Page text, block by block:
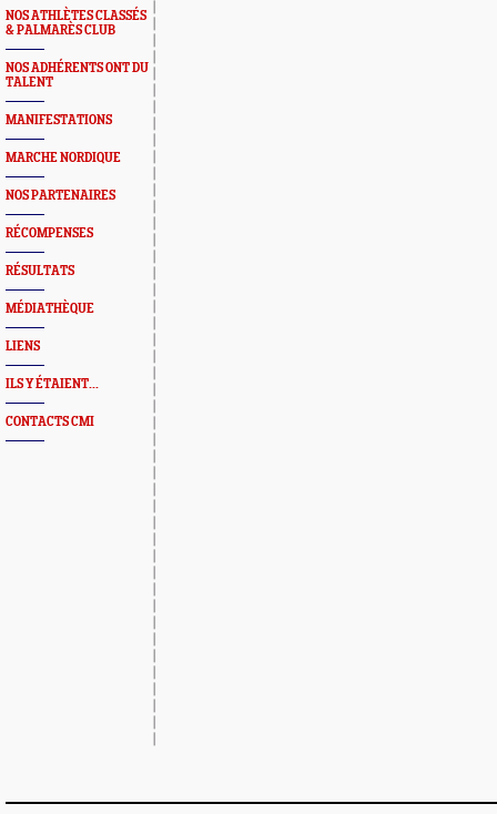
NOS ATHLÈTES CLASSÉS
& PALMARÈS CLUB
NOS ADHÉRENTS ONT DU
TALENT
MANIFESTATIONS
MARCHE NORDIQUE
NOS PARTENAIRES
RÉCOMPENSES
RÉSULTATS
MÉDIATHÈQUE
LIENS
ILS Y ÉTAIENT...
CONTACTS CMI